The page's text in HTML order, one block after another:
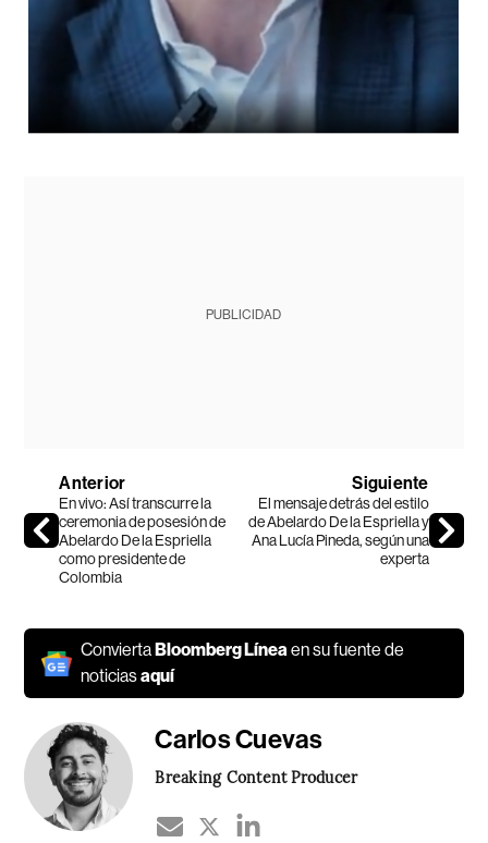
PUBLICIDAD
Anterior
En vivo: Así transcurre la
ceremonia de posesión de
Abelardo De la Espriella
como presidente de
Colombia
Siguiente
El mensaje detrás del estilo
de Abelardo De la Espriella y
Ana Lucía Pineda, según una
experta
Convierta Bloomberg Líneaen su fuente de
noticiasaquí
Carlos Cuevas
Breaking Content Producer